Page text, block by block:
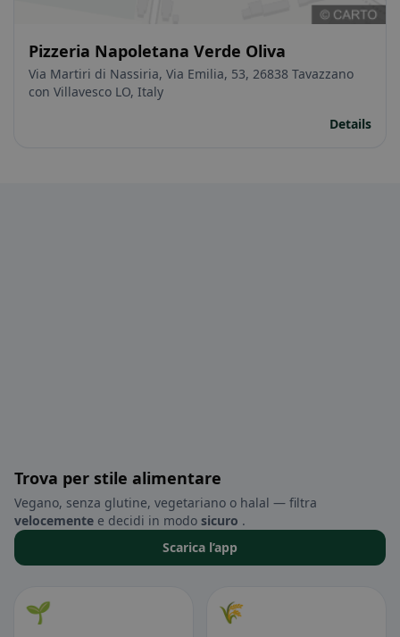
Pizzeria Napoletana Verde Oliva
Via Martiri di Nassiria, Via Emilia, 53, 26838 Tavazzano
con Villavesco LO, Italy
Details
Trova per stile alimentare
Vegano, senza glutine, vegetariano o halal — filtra
velocemente e decidi in modo sicuro .
Scarica l’app
🌱 🌾